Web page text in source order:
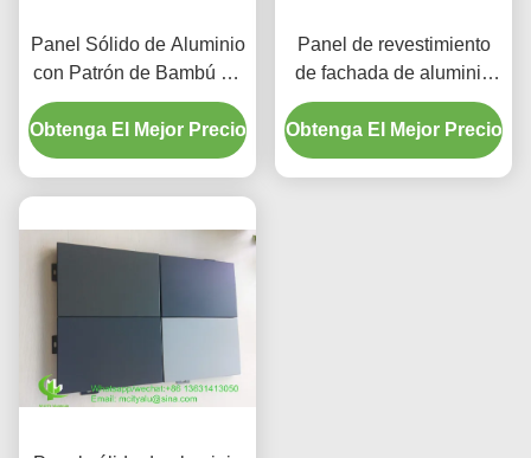
Panel Sólido de Aluminio
con Patrón de Bambú de
3 mm con Pintura PVDF
para Revestimiento de
Fachadas
Obtenga El Mejor Precio
Panel de revestimiento
de fachada de aluminio
con recubrimiento en
polvo y patrones
personalizables en
Obtenga El Mejor Precio